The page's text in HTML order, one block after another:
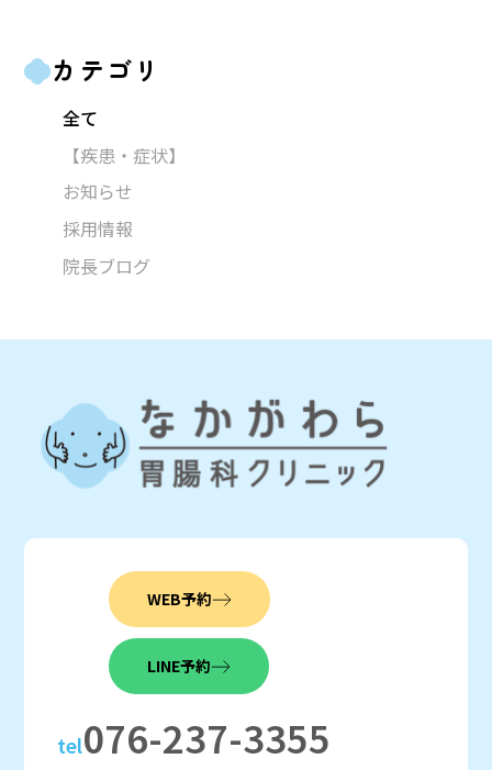
カテゴリ
全て
【疾患・症状】
お知らせ
採用情報
院長ブログ
WEB予約
LINE予約
tel076-237-3355